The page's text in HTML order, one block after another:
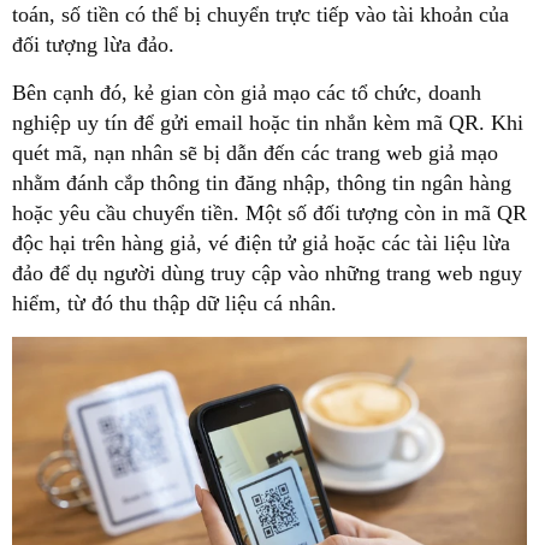
toán, số tiền có thể bị chuyển trực tiếp vào tài khoản của
đối tượng lừa đảo.
Bên cạnh đó, kẻ gian còn giả mạo các tổ chức, doanh
nghiệp uy tín để gửi email hoặc tin nhắn kèm mã QR. Khi
quét mã, nạn nhân sẽ bị dẫn đến các trang web giả mạo
nhằm đánh cắp thông tin đăng nhập, thông tin ngân hàng
hoặc yêu cầu chuyển tiền. Một số đối tượng còn in mã QR
độc hại trên hàng giả, vé điện tử giả hoặc các tài liệu lừa
đảo để dụ người dùng truy cập vào những trang web nguy
hiểm, từ đó thu thập dữ liệu cá nhân.